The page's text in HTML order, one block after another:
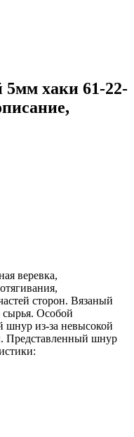
хаки 61-22-
веревка,
сторон. Вязаный
сырья. Особой
шнур из-за невысокой
Представленный шнур